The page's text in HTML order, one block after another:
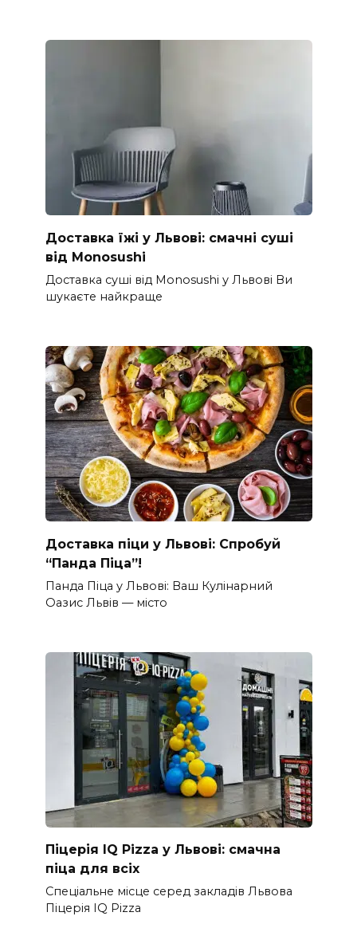
Доставка їжі у Львові: смачні суші
від Monosushi
Доставка суші від Monosushi у Львові Ви
шукаєте найкраще
Доставка піци у Львові: Спробуй
“Панда Піца”!
Панда Піца у Львові: Ваш Кулінарний
Оазис Львів — місто
Піцерія IQ Pizza у Львові: смачна
піца для всіх
Спеціальне місце серед закладів Львова
Піцерія IQ Pizza